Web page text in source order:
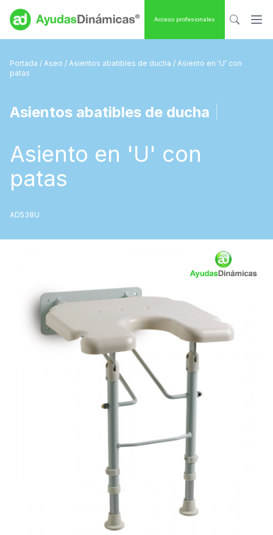
Acceso profesionales
Portada / Aseo / Asientos abatibles de ducha / Asiento en 'U' con
patas
Asientos abatibles de ducha
Asiento en 'U' con
patas
AD538U